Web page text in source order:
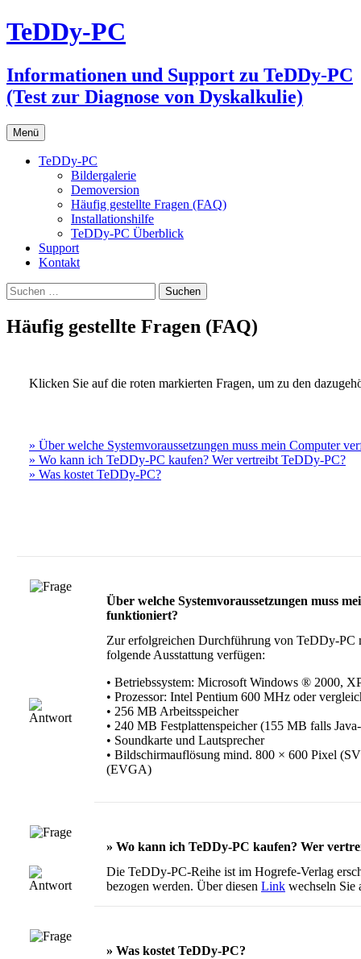
Zum
Inhalt
TeDDy-PC
Informationen und Support zu TeDDy-PC
(Test zur Diagnose von Dyskalkulie)
Menü
TeDDy-PC
Bildergalerie
Demoversion
Häufig gestellte Fragen (FAQ)
Installationshilfe
TeDDy-PC Überblick
Support
Kontakt
Suchen
nach:
Häufig gestellte Fragen (FAQ)
Klicken Sie auf die roten markierten Fragen, um zu den
» Über welche Systemvoraussetzungen muss mein Computer
» Wo kann ich TeDDy-PC kaufen? Wer vertreibt TeDDy-PC?
» Was kostet TeDDy-PC?
Über welche Systemvoraussetzungen muss
funktioniert?
Zur erfolgreichen Durchführung von TeDDy-PC
folgende Ausstattung verfügen:
• Betriebssystem: Microsoft Windows ® 2000,
• Prozessor: Intel Pentium 600 MHz oder
• 256 MB Arbeitsspeicher
• 240 MB Festplattenspeicher (155 MB falls
• Soundkarte und Lautsprecher
• Bildschirmauflösung mind. 800 × 600 Pixel
(EVGA)
» Wo kann ich TeDDy-PC kaufen? Wer
Die TeDDy-PC-Reihe ist im Hogrefe-Verlag
bezogen werden. Über diesen Link wechseln Sie
» Was kostet TeDDy-PC?